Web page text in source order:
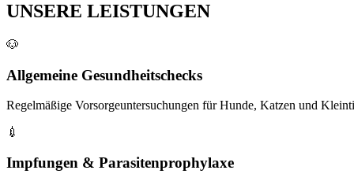
UNSERE LEISTUNGEN
🐶
Allgemeine Gesundheitschecks
Regelmäßige Vorsorgeuntersuchungen für Hunde, Katzen und
💉
Impfungen & Parasitenprophylaxe